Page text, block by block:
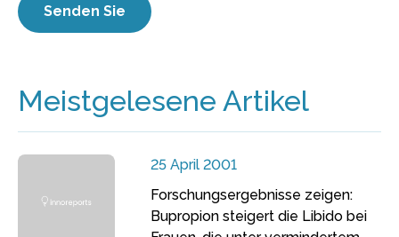
Meistgelesene Artikel
25 April 2001
Forschungsergebnisse zeigen:
Bupropion steigert die Libido bei